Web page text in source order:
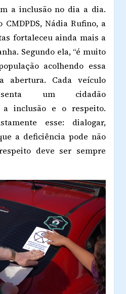
a inclusão no dia a dia.
Nádia Rufino, a
fortaleceu ainda mais a
Segundo ela, “é muito
acolhendo essa
abertura. Cada veículo
um cidadão
a inclusão e o respeito.
esse: dialogar,
a deficiência pode não
deve ser sempre